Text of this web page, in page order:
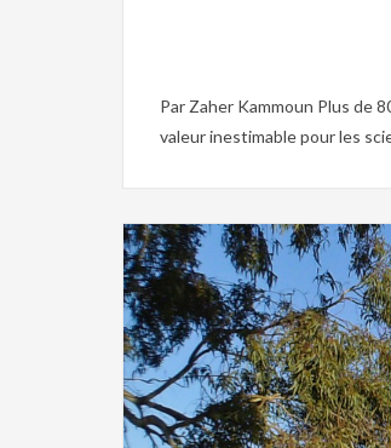
Par Zaher Kammoun Plus de
valeur inestimable pour les